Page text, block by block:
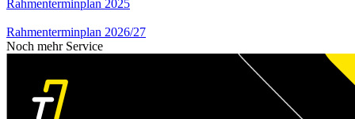
Rahmenterminplan 2025
Rahmenterminplan 2026/27
Noch mehr Service